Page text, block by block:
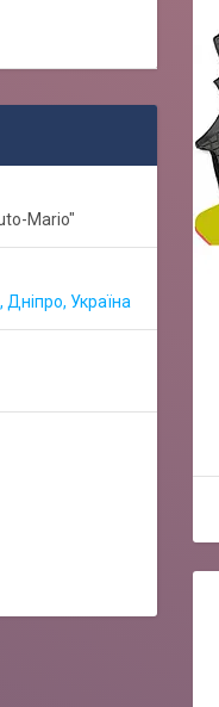
Mario"
Україна